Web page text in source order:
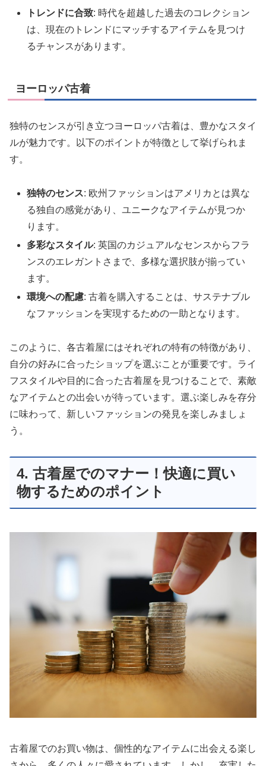
トレンドに合致: 時代を超越した過去のコレクション
は、現在のトレンドにマッチするアイテムを見つけ
るチャンスがあります。
ヨーロッパ古着
独特のセンスが引き立つヨーロッパ古着は、豊かなスタイ
ルが魅力です。以下のポイントが特徴として挙げられま
す。
独特のセンス: 欧州ファッションはアメリカとは異な
る独自の感覚があり、ユニークなアイテムが見つか
ります。
多彩なスタイル: 英国のカジュアルなセンスからフラ
ンスのエレガントさまで、多様な選択肢が揃ってい
ます。
環境への配慮: 古着を購入することは、サステナブル
なファッションを実現するための一助となります。
このように、各古着屋にはそれぞれの特有の特徴があり、
自分の好みに合ったショップを選ぶことが重要です。ライ
フスタイルや目的に合った古着屋を見つけることで、素敵
なアイテムとの出会いが待っています。選ぶ楽しみを存分
に味わって、新しいファッションの発見を楽しみましょ
う。
4. 古着屋でのマナー！快適に買い
物するためのポイント
古着屋でのお買い物は、個性的なアイテムに出会える楽し